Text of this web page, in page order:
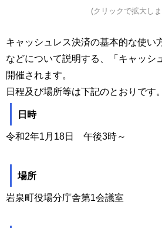
(クリックで拡大し
キャッシュレス決済の基本的な使い
などについて説明する、「キャッシ
開催されます。
日程及び場所等は下記のとおりです。
日時
令和2年1月18日 午後3時～
場所
岩泉町役場分庁舎第1会議室